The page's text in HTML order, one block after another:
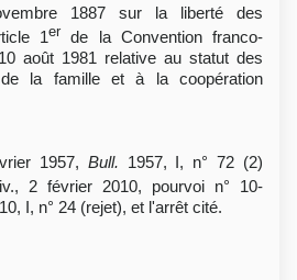
1887 sur la liberté des
1er
de la Convention franco-
août 1981 relative au statut des
la famille et à la coopération
1957, Bull. 1957, I, n° 72 (2)
2 février 2010, pourvoi n° 10-
I, n° 24 (rejet), et l'arrêt cité.